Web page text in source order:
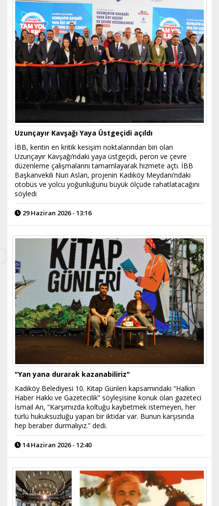
Uzunçayır Kavşağı Yaya Üstgeçidi açıldı
İBB, kentin en kritik kesişim noktalarından biri olan
Uzunçayır Kavşağı’ndaki yaya üstgeçidi, peron ve çevre
düzenleme çalışmalarını tamamlayarak hizmete açtı. İBB
Başkanvekili Nuri Aslan, projenin Kadıköy Meydanı’ndaki
otobüs ve yolcu yoğunluğunu büyük ölçüde rahatlatacağını
söyledi
29 Haziran 2026 - 13:16
"Yan yana durarak kazanabiliriz"
Kadıköy Belediyesi 10. Kitap Günleri kapsamındaki “Halkın
Haber Hakkı ve Gazetecilik” söyleşisine konuk olan gazeteci
İsmail Arı, “Karşımızda koltuğu kaybetmek istemeyen, her
türlü hukuksuzluğu yapan bir iktidar var. Bunun karşısında
hep beraber durmalıyız.” dedi.
14 Haziran 2026 - 12:40